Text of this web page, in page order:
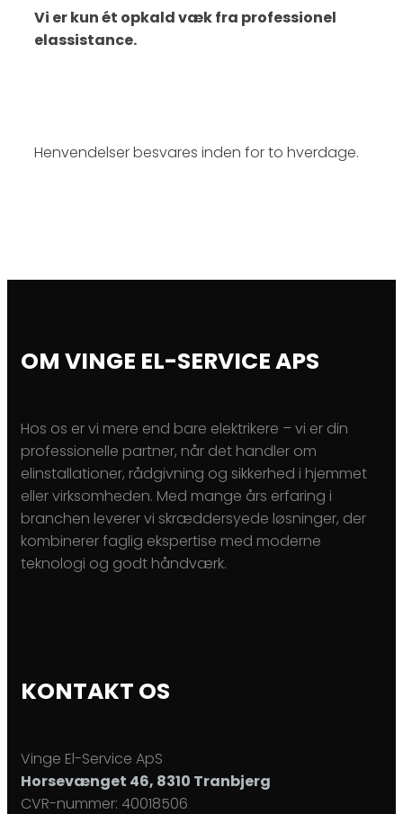
Vi er kun ét opkald væk fra professionel
elassistance.
Henvendelser besvares inden for to hverdage.
OM VINGE EL-SERVICE APS
Hos os er vi mere end bare elektrikere – vi er din
professionelle partner, når det handler om
elinstallationer, rådgivning og sikkerhed i hjemmet
eller virksomheden. Med mange års erfaring i
branchen leverer vi skræddersyede løsninger, der
kombinerer faglig ekspertise med moderne
teknologi og godt håndværk.
KONTAKT OS
Vinge El-Service ApS
Horsevænget 46, 8310 Tranbjerg
CVR-nummer: 40018506